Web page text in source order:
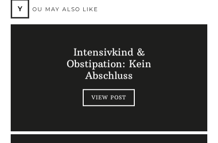
Y OU MAY ALSO LIKE
Intensivkind &
Obstipation: Kein
Abschluss
VIEW POST